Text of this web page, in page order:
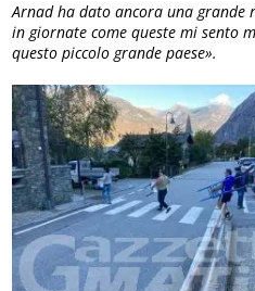
Arnad ha dato ancora una grande
in giornate come queste mi sento
questo piccolo grande paese».